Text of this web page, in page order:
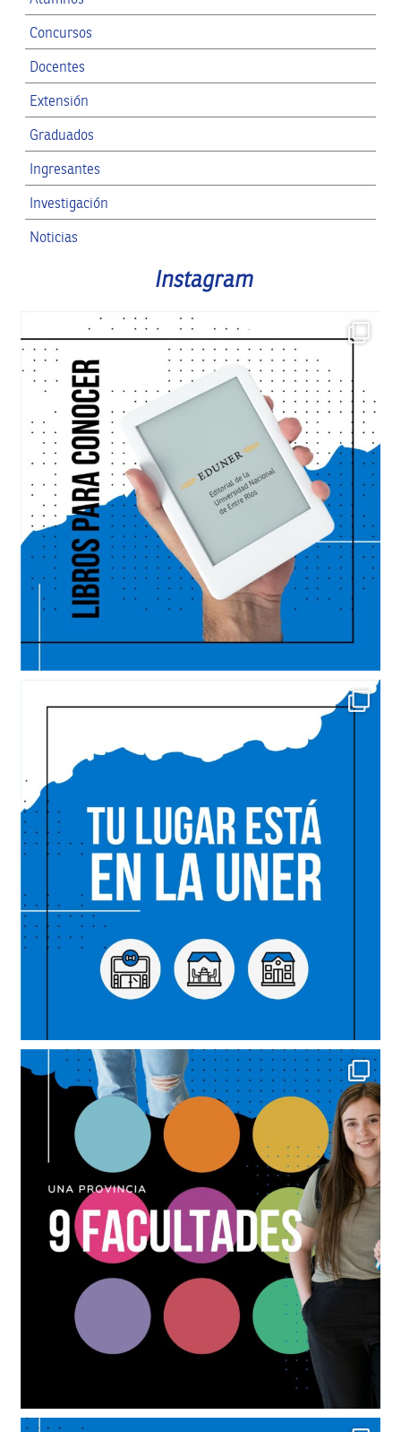
Concursos
Docentes
Extensión
Graduados
Ingresantes
Investigación
Noticias
Instagram